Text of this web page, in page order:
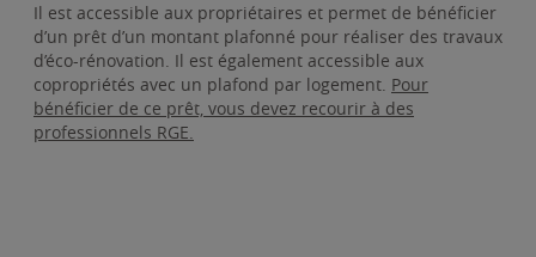
Il est accessible aux propriétaires et permet de bénéficier
d’un prêt d’un montant plafonné pour réaliser des travaux
d’éco-rénovation. Il est également accessible aux
copropriétés avec un plafond par logement. Pour
bénéficier de ce prêt, vous devez recourir à des
professionnels RGE.